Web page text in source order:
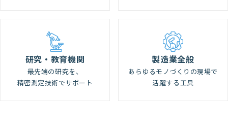
研究・教育機関
最先端の研究を、
精密測定技術でサポート
製造業全般
あらゆるモノづくりの現場で
活躍する工具